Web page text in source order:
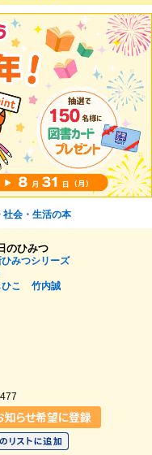
社会・生活の本
のひみつ
ひみつシリーズ
こ
竹内誠